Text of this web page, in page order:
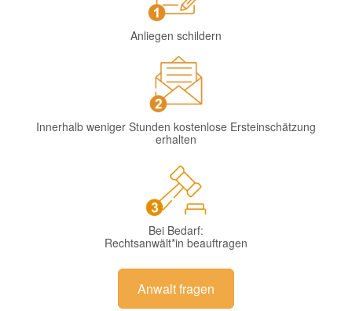
Anliegen schildern
Innerhalb weniger Stunden kostenlose Ersteinschätzung
erhalten
Bei Bedarf:
Rechtsanwält*in beauftragen
Anwalt fragen